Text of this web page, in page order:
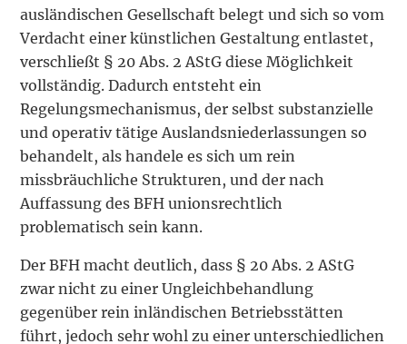
ausländischen Gesellschaft belegt und sich so vom
Verdacht einer künstlichen Gestaltung entlastet,
verschließt § 20 Abs. 2 AStG diese Möglichkeit
vollständig. Dadurch entsteht ein
Regelungsmechanismus, der selbst substanzielle
und operativ tätige Auslandsniederlassungen so
behandelt, als handele es sich um rein
missbräuchliche Strukturen, und der nach
Auffassung des BFH unionsrechtlich
problematisch sein kann.
Der BFH macht deutlich, dass § 20 Abs. 2 AStG
zwar nicht zu einer Ungleichbehandlung
gegenüber rein inländischen Betriebsstätten
führt, jedoch sehr wohl zu einer unterschiedlichen